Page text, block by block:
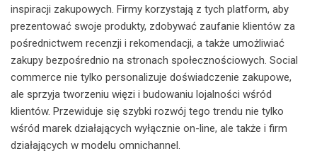
inspiracji zakupowych. Firmy korzystają z tych platform, aby
prezentować swoje produkty, zdobywać zaufanie klientów za
pośrednictwem recenzji i rekomendacji, a także umożliwiać
zakupy bezpośrednio na stronach społecznościowych. Social
commerce nie tylko personalizuje doświadczenie zakupowe,
ale sprzyja tworzeniu więzi i budowaniu lojalności wśród
klientów. Przewiduje się szybki rozwój tego trendu nie tylko
wśród marek działających wyłącznie on-line, ale także i firm
działających w modelu omnichannel.